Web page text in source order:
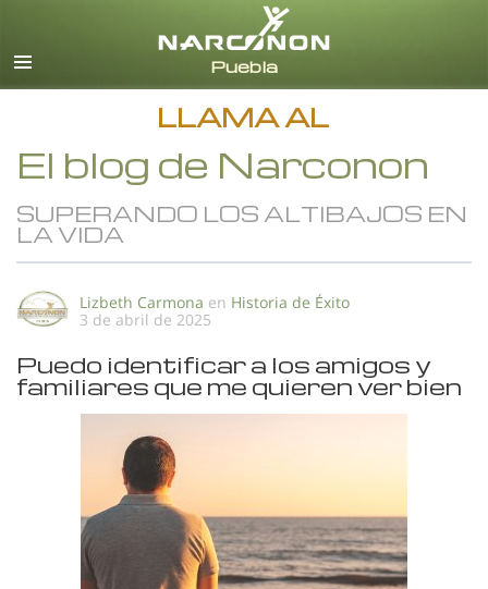
Español
Todas las Regiones/Idiomas
LLAMA AL
El blog de Narconon
SUPERANDO LOS ALTIBAJOS EN
LA VIDA
Lizbeth Carmona en Historia de Éxito
3 de abril de 2025
Puedo identificar a los amigos y
familiares que me quieren ver bien